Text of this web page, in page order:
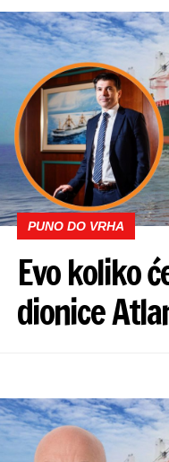
PUNO DO VRHA
Evo koliko
dionice